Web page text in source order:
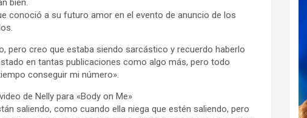
bien.
conoció a su futuro amor en el evento de anuncio de los
pero creo que estaba siendo sarcástico y recuerdo haberlo
en tantas publicaciones como algo más, pero todo
conseguir mi número».
de Nelly para «Body on Me»
saliendo, como cuando ella niega que estén saliendo, pero